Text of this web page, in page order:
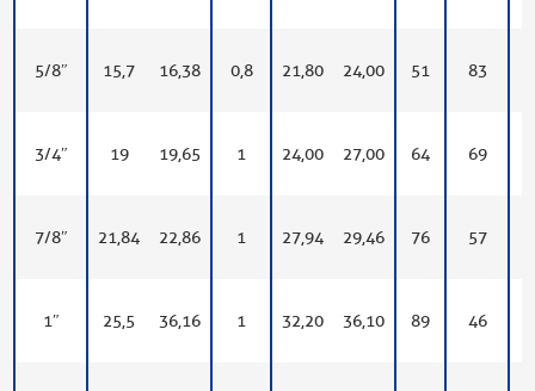
5/8″ 15,7 16,38 0,8 21,80 24,00 51 83
3/4″ 19 19,65 1 24,00 27,00 64 69
7/8″ 21,84 22,86 1 27,94 29,46 76 57
1″ 25,5 36,16 1 32,20 36,10 89 46